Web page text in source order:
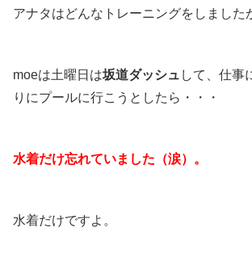
アナタはどんなトレーニングをしました
moeは土曜日は坂道ダッシュ して、仕事
りにプールに行こうとしたら・・・
水着だけ忘れていました（涙）。
水着だけですよ。